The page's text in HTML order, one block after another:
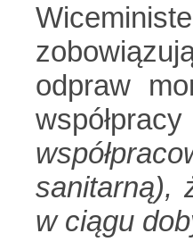
odpraw
sanitarną),
w ciągu